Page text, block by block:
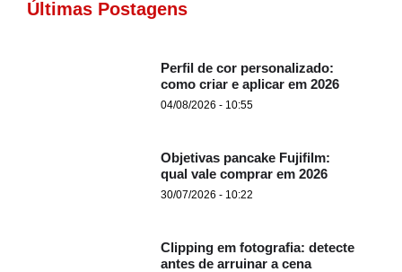
Últimas Postagens
Perfil de cor personalizado:
como criar e aplicar em 2026
04/08/2026 - 10:55
Objetivas pancake Fujifilm:
qual vale comprar em 2026
30/07/2026 - 10:22
Clipping em fotografia: detecte
antes de arruinar a cena